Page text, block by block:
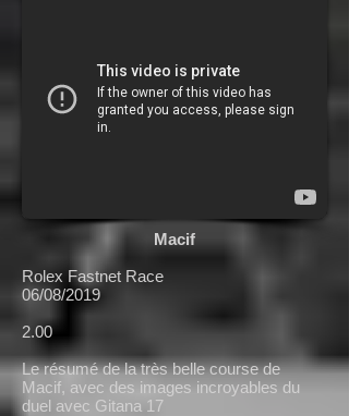
Macif
Rolex Fastnet Race
06/08/2019
2.00
Le résumé de la très belle course de
Macif, avec des images incroyables du
duel avec Gitana 17